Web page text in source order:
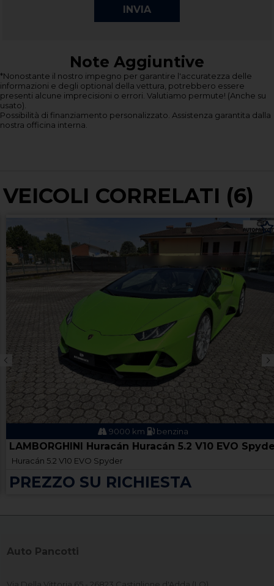
Note Aggiuntive
*Nonostante il nostro impegno per garantire l'accuratezza delle
informazioni e degli optional della vettura, potrebbero essere
presenti alcune imprecisioni o errori. Valutiamo permute! (Anche su
usato).
Possibilità di finanziamento personalizzato. Assistenza garantita dalla
nostra officina interna.
VEICOLI CORRELATI (6)
9000 km benzina
LAMBORGHINI Huracán Huracán 5.2 V10 EVO
Huracán 5.2 V10 EVO Spyder
PREZZO SU RICHIESTA
Auto Pancotti
Via Della Vittoria 65 - 26823 Castiglione d'Adda (LO)